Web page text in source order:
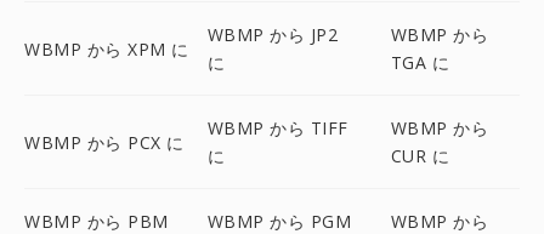
WBMP から XPM に
WBMP から JP2
に
WBMP から
TGA に
WBMP から PCX に
WBMP から TIFF
に
WBMP から
CUR に
WBMP から PBM
WBMP から PGM
WBMP から